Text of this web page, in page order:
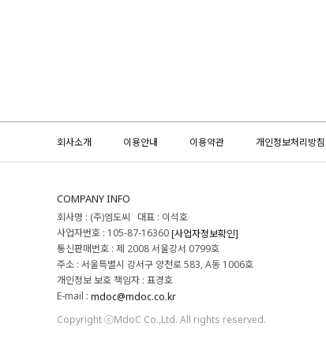
회사소개 이용안내 이용약관 개인정보처리방침
회사명 : (주)엠도씨 대표 : 이석호
사업자번호 : 105-87-16360 [사업자정보확인]
통신판매번호 : 제 2008 서울강서 0799호
주소 : 서울특별시 강서구 양천로 583, A동 1006호
개인정보 보호 책임자 : 표경호
E-mail : mdoc@mdoc.co.kr
Copyright ⓒMdoC Co.,Ltd. All rights reserved.